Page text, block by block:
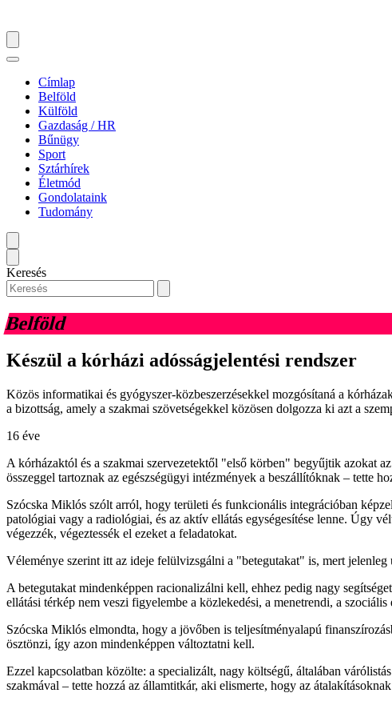
Címlap
Belföld
Külföld
Gazdaság / HR
Bűnügy
Sport
Sztárhírek
Életmód
Gondolataink
Tudomány
Keresés
Belföld
Készül a kórházi adósságjelentési rendszer
Közös informatikai és gyógyszer-közbeszerzésekkel mozgósítaná a
a bizottság, amely a szakmai szövetségekkel közösen dolgozza ki azt a
16 éve
A kórházaktól és a szakmai szervezetektől "első körben" begyűjtik azokat
összeggel tartoznak az egészségügyi intézmények a beszállítóknak – tette
Szócska Miklós szólt arról, hogy területi és funkcionális integrációban
patológiai vagy a radiológiai, és az aktív ellátás egységesítése lenne. Úgy
végezzék, végeztessék el ezeket a feladatokat.
Véleménye szerint itt az ideje felülvizsgálni a "betegutakat" is, mert
A betegutakat mindenképpen racionalizálni kell, ehhez pedig nagy
ellátási térkép nem veszi figyelembe a közlekedési, a menetrendi, a szociális
Szócska Miklós elmondta, hogy a jövőben is teljesítményalapú
ösztönzi, így azon mindenképpen változtatni kell.
Ezzel kapcsolatban közölte: a specializált, nagy költségű, általában
szakmával – tette hozzá az államtitkár, aki elismerte, hogy az